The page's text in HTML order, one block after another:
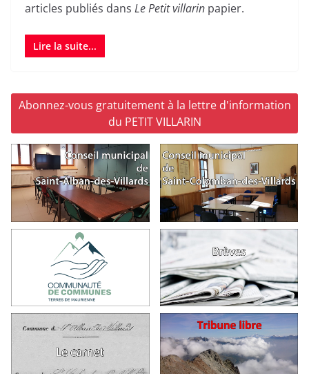
articles publiés dans Le Petit villarin papier.
Lire la suite...
Abonnez-vous gratuitement à la lettre d'information
du PETIT VILLARIN